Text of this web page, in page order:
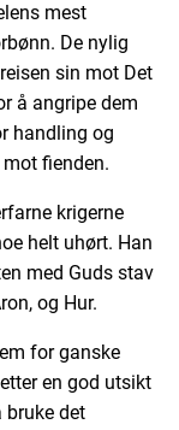
mest
De nylig
sin mot Det
å angripe dem
handling og
fienden.
krigerne
helt uhørt. Han
med Guds stav
og Hur.
for ganske
en god utsikt
bruke det